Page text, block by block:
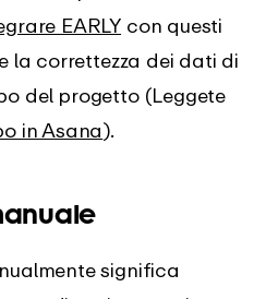
EARLY con questi
la correttezza dei dati di
del progetto (Leggete
in Asana).
significa